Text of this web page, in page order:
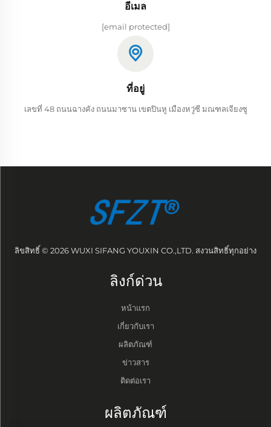
อีเมล
[email protected]
ที่อยู่
เลขที่ 48 ถนนฉางคัง ถนนมาซาน เขตปินหู เมืองหวู่ซี มณฑลเจียงซู
ลิขสิทธิ์ © 2026 WUXI SIFANG YOUXIN CO.,LTD. สงวนสิทธิ์ทุกอย่าง
ลิงก์ด่วน
หน้าแรก
เกี่ยวกับเรา
ผลิตภัณฑ์
ข่าวสาร
ติดต่อเรา
ผลิตภัณฑ์